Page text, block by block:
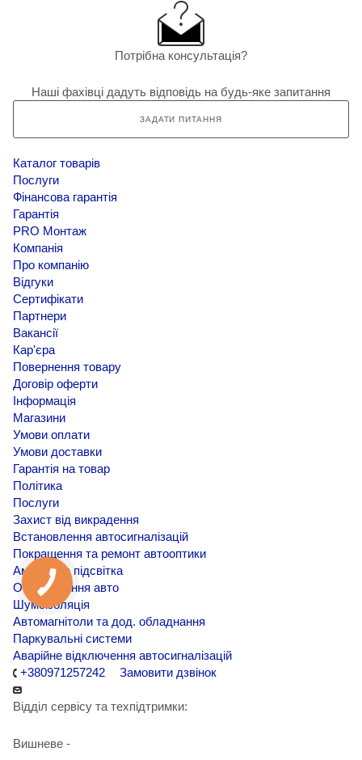
Потрібна консультація?
Наші фахівці дадуть відповідь на будь-яке запитання
ЗАДАТИ ПИТАННЯ
Каталог товарів
Послуги
Фінансова гарантія
Гарантія
PRO Монтаж
Компанія
Про компанію
Відгуки
Сертифікати
Партнери
Вакансії
Кар'єра
Повернення товару
Договір оферти
Інформація
Магазини
Умови оплати
Умови доставки
Гарантія на товар
Політика
Послуги
Захист від викрадення
Встановлення автосигналізацій
Покращення та ремонт автооптики
Амбієнтна підсвітка
Обклеювання авто
Шумоізоляція
Автомагнітоли та дод. обладнання
Паркувальні системи
Аварійне відключення автосигналізацій
+380971257242
Замовити дзвінок
Відділ сервісу та техпідтримки:
Вишневе -